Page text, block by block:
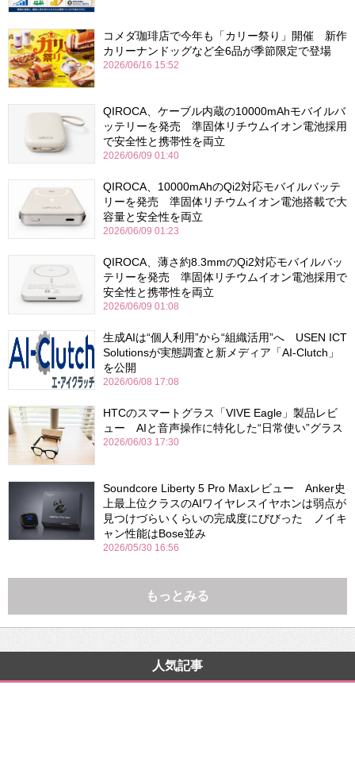
コメダ珈琲店で今年も「カリー祭り」開催 新作
カリーナンドッグなど全6品が季節限定で登場
2026/06/16 15:52
QIROCA、ケーブル内蔵の10000mAhモバイルバ
ッテリーを発売 準固体リチウムイオン電池採用
で安全性と携帯性を両立
2026/06/09 01:40
QIROCA、10000mAhのQi2対応モバイルバッテ
リーを発売 準固体リチウムイオン電池搭載で大
容量と安全性を両立
2026/06/09 01:23
QIROCA、薄さ約8.3mmのQi2対応モバイルバッ
テリーを発売 準固体リチウムイオン電池採用で
安全性と携帯性を両立
2026/06/09 01:08
生成AIは“個人利用”から“組織活用”へ USEN ICT
Solutionsが実態調査と新メディア「AI-Clutch」
を公開
2026/06/08 17:08
HTCのスマートグラス「VIVE Eagle」製品レビ
ュー AIと音声操作に特化した“日常使い”グラス
2026/06/03 17:30
Soundcore Liberty 5 Pro Maxレビュー Anker史
上最上位クラスのAIワイヤレスイヤホンは弱点が
見つけづらいくらいの完成度にびびった ノイキ
ャン性能はBose並み
2026/05/30 16:56
もっとみる
人気記事